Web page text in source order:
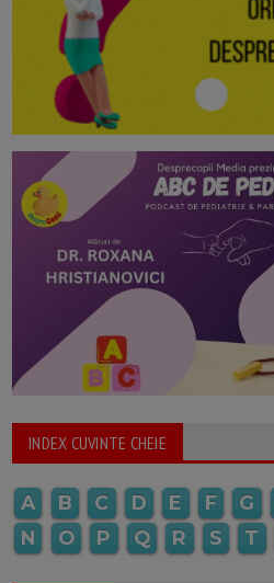
INDEX CUVINTE CHEIE
A B C D E F G
N
O P Q R S T